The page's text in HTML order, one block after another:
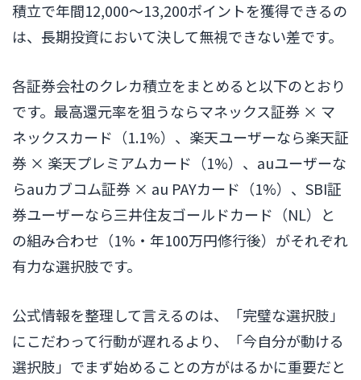
積立で年間12,000〜13,200ポイントを獲得できるの
は、長期投資において決して無視できない差です。
各証券会社のクレカ積立をまとめると以下のとおり
です。最高還元率を狙うならマネックス証券 × マ
ネックスカード（1.1%）、楽天ユーザーなら楽天証
券 × 楽天プレミアムカード（1%）、auユーザーな
らauカブコム証券 × au PAYカード（1%）、SBI証
券ユーザーなら三井住友ゴールドカード（NL）と
の組み合わせ（1%・年100万円修行後）がそれぞれ
有力な選択肢です。
公式情報を整理して言えるのは、「完璧な選択肢」
にこだわって行動が遅れるより、「今自分が動ける
選択肢」でまず始めることの方がはるかに重要だと